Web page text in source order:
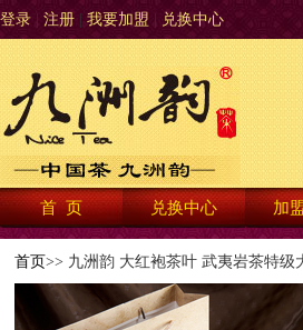
登录 注册 我要加盟 兑换中心
首 页 兑换中心 加
首页>> 九洲韵 大红袍茶叶 武夷岩茶特级